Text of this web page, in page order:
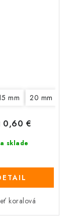
mm 5 mm
mm 20 mm
sklade
0,60 €
koralová